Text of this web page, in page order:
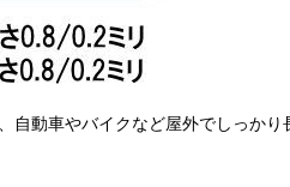
動車やバイクなど屋外でしっか